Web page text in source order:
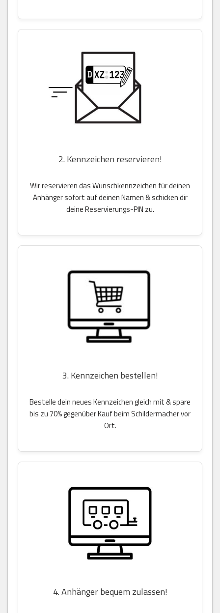
2. Kennzeichen reservieren!
Wir reservieren das Wunschkennzeichen für deinen
Anhänger sofort auf deinen Namen & schicken dir
deine Reservierungs-PIN zu.
3. Kennzeichen bestellen!
Bestelle dein neues Kennzeichen gleich mit & spare
bis zu 70% gegenüber Kauf beim Schildermacher vor
Ort.
4. Anhänger bequem zulassen!